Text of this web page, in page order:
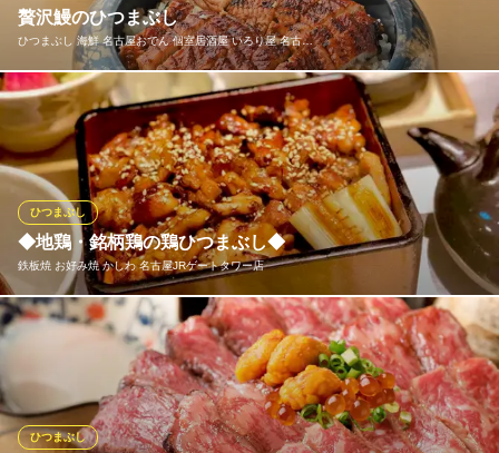
うなぎ/和食/櫃まぶし
あおなみ線ささしまライブ駅 徒歩2分
愛知県名古屋市中村区平池町4 グローバルゲート3F
贅沢鰻のひつまぶし
ひつまぶし 海鮮 名古屋おでん 個室居酒屋 いろり屋 名古…
香ばしく焼き上げた鰻を贅沢にのせたひつまぶし。まずはそのま
ま、次に薬味を添えて、最後は出汁をかけてさらりと。味の変化
を楽しみながら最後まで飽きずに堪能できる一品です。ふっくら
とした身と旨みたっぷりのタレがご飯と絡み合い、満足感の高い
〆としてもおすすめ。食事の締めくくりにぴったりの贅沢ごはん
です。
ひつまぶし 海鮮 名古屋おでん 個室居酒屋 いろり屋 名古屋
駅前店
個室居酒屋 名古屋めし
地下鉄桜通線国際センター駅1番出口 徒歩3分
愛知県名古屋市中村区名駅3-19-27
◆地鶏・銘柄鶏の鶏ひつまぶし◆
鉄板焼 お好み焼 かしわ 名古屋JRゲートタワー店
ひつまぶし
愛知県産銘柄鶏『木曾美水鶏』と日本三大地鶏『名古屋コーチ
ン』から選べる鶏ひつまぶしはここでしか味わえない逸品！ ラン
チもディナーもやってます、要予約♪ まずはそのまま、次は温泉
卵で親子丼風に、最後は鶏出汁をかけてお茶漬けでまちがいな
し！
ひつまぶし